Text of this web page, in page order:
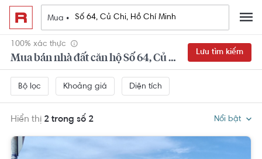
Mua •
100% xác thực
Mua bán nhà đất căn hộ Số 64, Củ Chi, Hồ Chí Minh
Lưu tìm kiếm
Bộ lọc Khoảng giá Diện tích
Hiển thị 2 trong số 2 Nổi bật